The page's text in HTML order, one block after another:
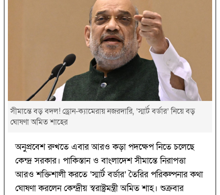
সীমান্তে বড় বদল! ড্রোন-ক্যামেরায় নজরদারি, ‘স্মার্ট বর্ডার’ নিয়ে বড়
ঘোষণা অমিত শাহের
অনুপ্রবেশ রুখতে এবার আরও কড়া পদক্ষেপ নিতে চলেছে
কেন্দ্র সরকার। পাকিস্তান ও বাংলাদেশ সীমান্তে নিরাপত্তা
আরও শক্তিশালী করতে ‘স্মার্ট বর্ডার’ তৈরির পরিকল্পনার কথা
ঘোষণা করলেন কেন্দ্রীয় স্বরাষ্ট্রমন্ত্রী অমিত শাহ। শুক্রবার